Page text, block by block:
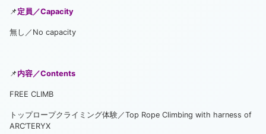
📌 定員／Capacity
無し／No capacity
📌 内容／Contents
FREE CLIMB
トップロープクライミング体験／Top Rope Climbing with harness of
ARC’TERYX